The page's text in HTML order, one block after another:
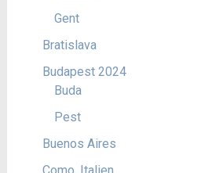
Gent
Bratislava
Budapest 2024
Buda
Pest
Buenos Aires